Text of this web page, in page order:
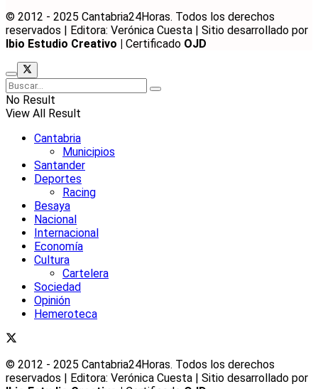
© 2012 - 2025 Cantabria24Horas. Todos los derechos
reservados | Editora: Verónica Cuesta | Sitio desarrollado por
Ibio Estudio Creativo |
Certificado OJD
No Result
View All Result
Cantabria
Municipios
Santander
Deportes
Racing
Besaya
Nacional
Internacional
Economía
Cultura
Cartelera
Sociedad
Opinión
Hemeroteca
© 2012 - 2025 Cantabria24Horas. Todos los derechos
reservados | Editora: Verónica Cuesta | Sitio desarrollado por